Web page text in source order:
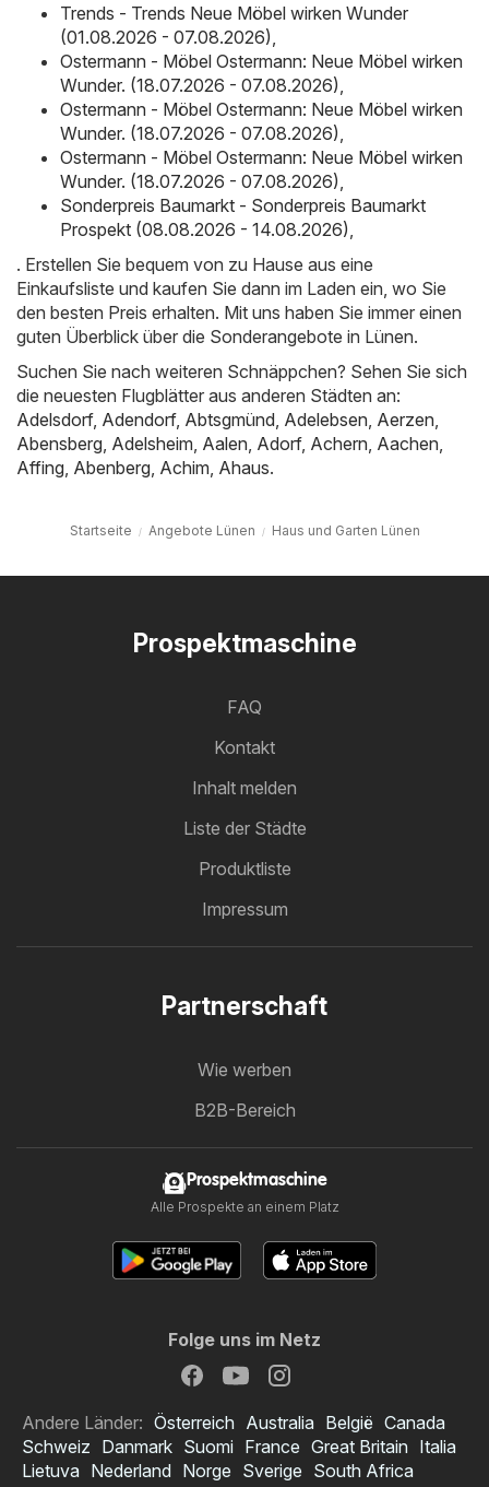
Trends - Trends Neue Möbel wirken Wunder
(01.08.2026 - 07.08.2026),
Ostermann - Möbel Ostermann: Neue Möbel wirken
Wunder. (18.07.2026 - 07.08.2026),
Ostermann - Möbel Ostermann: Neue Möbel wirken
Wunder. (18.07.2026 - 07.08.2026),
Ostermann - Möbel Ostermann: Neue Möbel wirken
Wunder. (18.07.2026 - 07.08.2026),
Sonderpreis Baumarkt - Sonderpreis Baumarkt
Prospekt (08.08.2026 - 14.08.2026),
. Erstellen Sie bequem von zu Hause aus eine
Einkaufsliste und kaufen Sie dann im Laden ein, wo Sie
den besten Preis erhalten. Mit uns haben Sie immer einen
guten Überblick über die Sonderangebote in Lünen.
Suchen Sie nach weiteren Schnäppchen? Sehen Sie sich
die neuesten Flugblätter aus anderen Städten an:
Adelsdorf, Adendorf, Abtsgmünd, Adelebsen, Aerzen,
Abensberg, Adelsheim, Aalen, Adorf, Achern, Aachen,
Affing, Abenberg, Achim, Ahaus.
Startseite Angebote Lünen Haus und Garten Lünen
Prospektmaschine
FAQ
Kontakt
Inhalt melden
Liste der Städte
Produktliste
Impressum
Partnerschaft
Wie werben
B2B-Bereich
Prospektmaschine
Alle Prospekte an einem Platz
Folge uns im Netz
Andere Länder: Österreich Australia België Canada
Schweiz Danmark Suomi France Great Britain Italia
Lietuva Nederland Norge Sverige South Africa